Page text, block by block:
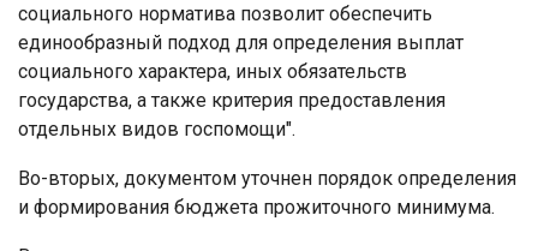
социального норматива позволит обеспечить
единообразный подход для определения выплат
социального характера, иных обязательств
государства, а также критерия предоставления
отдельных видов госпомощи".
Во-вторых, документом уточнен порядок определения
и формирования бюджета прожиточного минимума.